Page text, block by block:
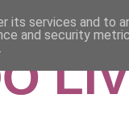
its services and to
and security